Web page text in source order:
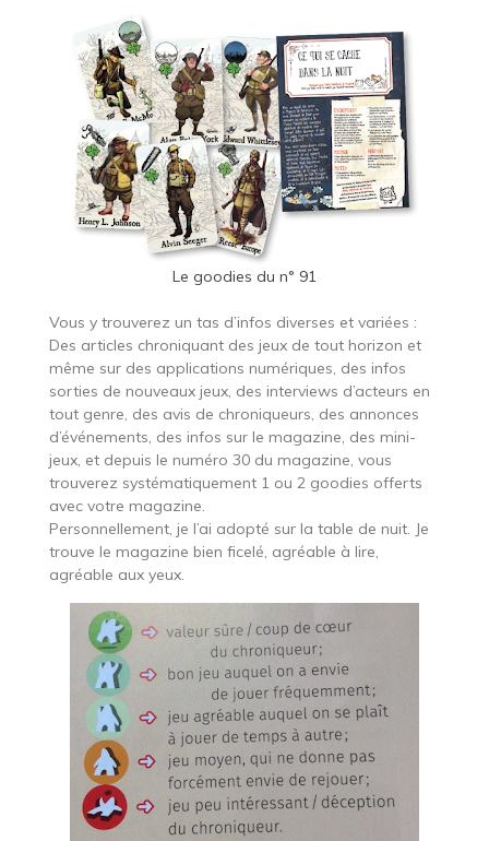
Le goodies du n° 91
Vous y trouverez un tas d’infos diverses et variées :
Des articles chroniquant des jeux de tout horizon et
même sur des applications numériques, des infos
sorties de nouveaux jeux, des interviews d’acteurs en
tout genre, des avis de chroniqueurs, des annonces
d’événements, des infos sur le magazine, des mini-
jeux, et depuis le numéro 30 du magazine, vous
trouverez systématiquement 1 ou 2 goodies offerts
avec votre magazine.
Personnellement, je l’ai adopté sur la table de nuit. Je
trouve le magazine bien ficelé, agréable à lire,
agréable aux yeux.